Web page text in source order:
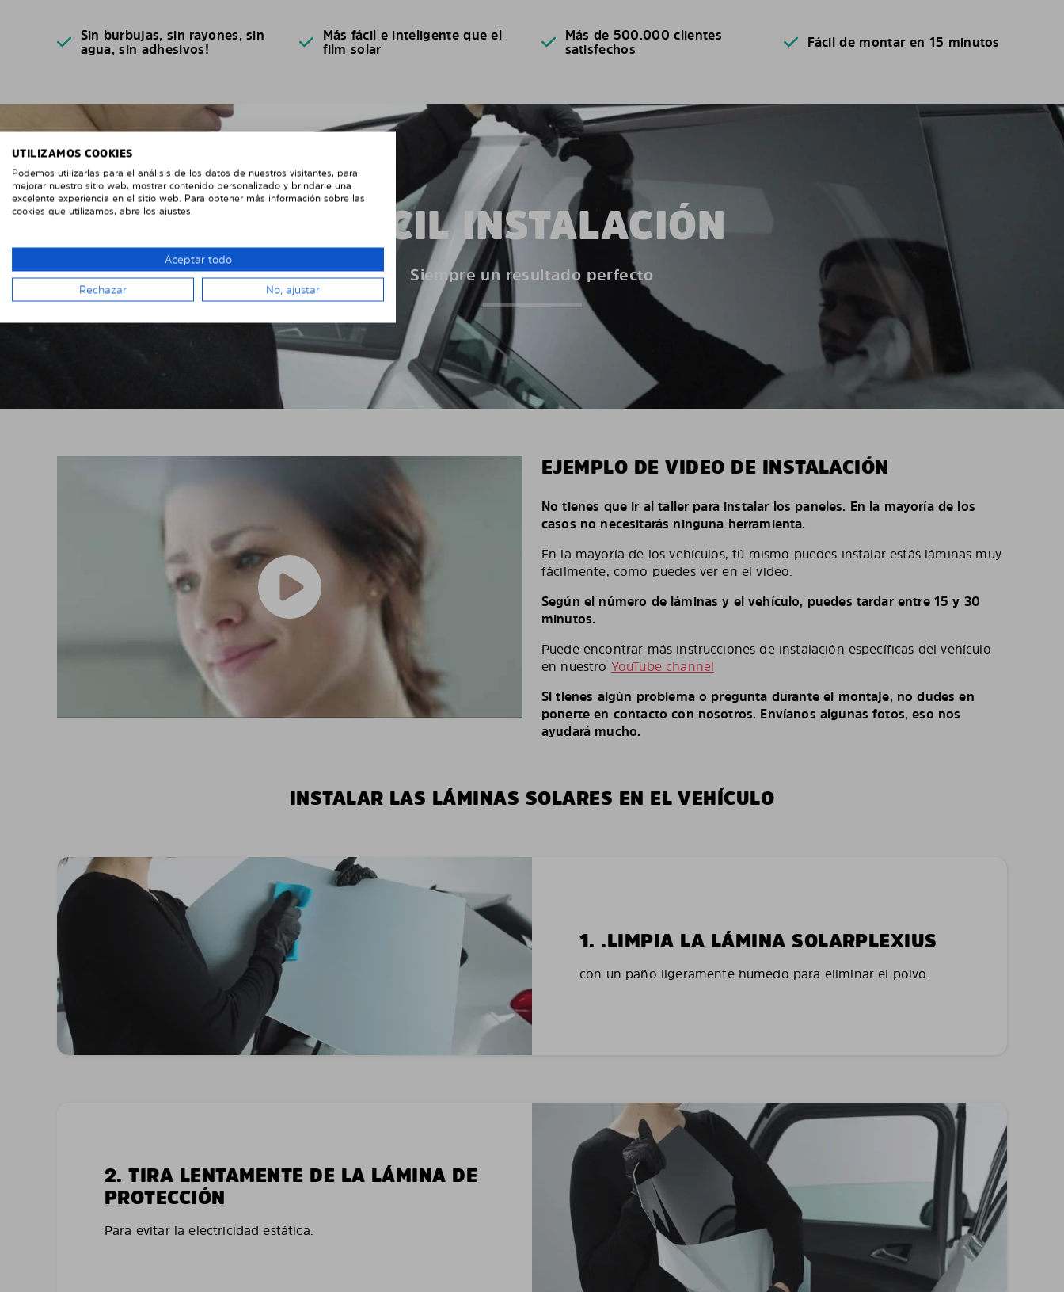
Sin burbujas, sin rayones, sin
agua, sin adhesivos!
Más fácil e inteligente que el
film solar
Más de 500.000 clientes
satisfechos
Fácil de montar en 15 minutos
FÁCIL INSTALACIÓN
Siempre un resultado perfecto
EJEMPLO DE VIDEO DE INSTALACIÓN
No tienes que ir al taller para instalar los paneles. En la mayoría de los
casos no necesitarás ninguna herramienta.
En la mayoría de los vehículos, tú mismo puedes instalar estás láminas muy
fácilmente, como puedes ver en el video.
Según el número de láminas y el vehículo, puedes tardar entre 15 y 30
minutos.
Puede encontrar más instrucciones de instalación específicas del vehículo
en nuestro YouTube channel
Si tienes algún problema o pregunta durante el montaje, no dudes en
ponerte en contacto con nosotros. Envíanos algunas fotos, eso nos
ayudará mucho.
INSTALAR LAS LÁMINAS SOLARES EN EL VEHÍCULO
1. .LIMPIA LA LÁMINA SOLARPLEXIUS
con un paño ligeramente húmedo para eliminar el polvo.
2. TIRA LENTAMENTE DE LA LÁMINA DE
PROTECCIÓN
Para evitar la electricidad estática.
UTILIZAMOS COOKIES
Podemos utilizarlas para el análisis de los datos de nuestros visitantes, para
mejorar nuestro sitio web, mostrar contenido personalizado y brindarle una
excelente experiencia en el sitio web. Para obtener más información sobre las
cookies que utilizamos, abre los ajustes.
Aceptar todo
Rechazar No, ajustar